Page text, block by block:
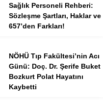
Sağlık Personeli Rehberi:
Sözleşme Şartları, Haklar ve
657’den Farkları!
NÖHÜ Tıp Fakültesi’nin Acı
Günü: Doç. Dr. Şerife Buket
Bozkurt Polat Hayatını
Kaybetti